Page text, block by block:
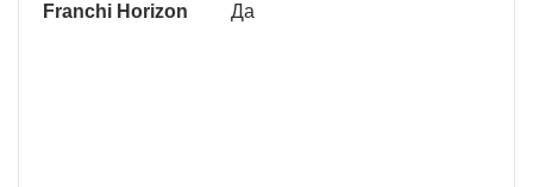
Franchi Horizon Да